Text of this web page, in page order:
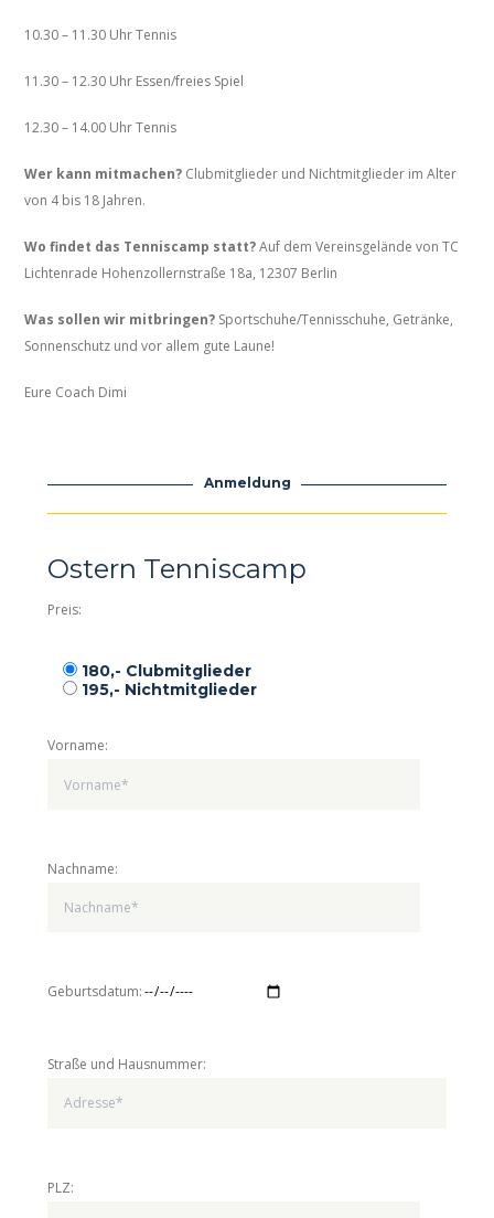
10.30 – 11.30 Uhr Tennis
11.30 – 12.30 Uhr Essen/freies Spiel
12.30 – 14.00 Uhr Tennis
Wer kann mitmachen? Clubmitglieder und Nichtmitglieder im Alter
von 4 bis 18 Jahren.
Wo findet das Tenniscamp statt?Auf dem Vereinsgelände von TC
Lichtenrade Hohenzollernstraße 18a, 12307 Berlin
Was sollen wir mitbringen? Sportschuhe/Tennisschuhe, Getränke,
Sonnenschutz und vor allem gute Laune!
Eure Coach Dimi
Anmeldung
Ostern Tenniscamp
Preis:
180,- Clubmitglieder
195,- Nichtmitglieder
Vorname:
Nachname:
Geburtsdatum:
Straße und Hausnummer:
PLZ: